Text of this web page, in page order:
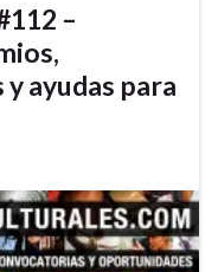
–
ayudas para